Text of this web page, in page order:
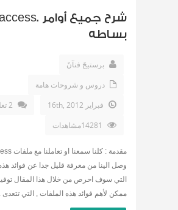
بساطه
برستيجً فنآنً
دروس و شروحات هامة
فبراير 16th, 2012
2 تعليقات
وصل الينا من معرفة قليل جدا عن فوائد
التي سوف احرص من خلال هذا المقال
ممكن لأهم فوائد هذه الملفات , التي تتعدى